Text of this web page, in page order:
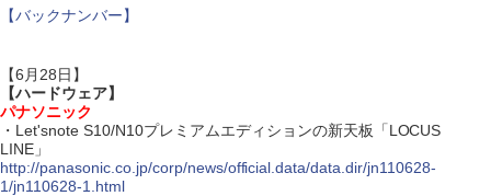
【バックナンバー】
【6月28日】
【ハードウェア】
パナソニック
・Let'snote S10/N10プレミアムエディションの新天板「LOCUS
LINE」
http://panasonic.co.jp/corp/news/official.data/data.dir/jn110628-
1/jn110628-1.html